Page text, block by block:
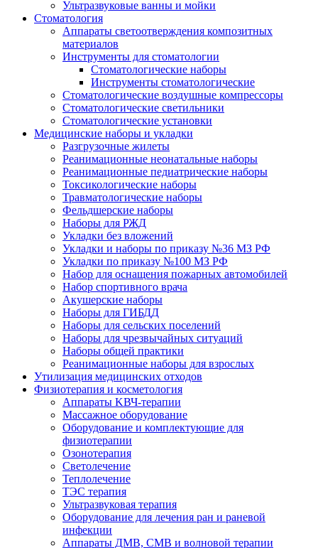
Ультразвуковые ванны и мойки
Стоматология
Аппараты светоотверждения композитных
материалов
Инструменты для стоматологии
Стоматологические наборы
Инструменты стоматологические
Стоматологические воздушные компрессоры
Стоматологические светильники
Стоматологические установки
Медицинские наборы и укладки
Разгрузочные жилеты
Реанимационные неонатальные наборы
Реанимационные педиатрические наборы
Токсикологические наборы
Травматологические наборы
Фельдшерские наборы
Наборы для РЖД
Укладки без вложений
Укладки и наборы по приказу №36 МЗ РФ
Укладки по приказу №100 МЗ РФ
Набор для оснащения пожарных автомобилей
Набор спортивного врача
Акушерские наборы
Наборы для ГИБДД
Наборы для сельских поселений
Наборы для чрезвычайных ситуаций
Наборы общей практики
Реанимационные наборы для взрослых
Утилизация медицинских отходов
Физиотерапия и косметология
Аппараты KВЧ-терапии
Массажное оборудование
Оборудование и комплектующие для
физиотерапии
Озонотерапия
Светолечение
Теплолечение
ТЭС терапия
Ультразвуковая терапия
Оборудование для лечения ран и раневой
инфекции
Аппараты ДМВ, СМВ и волновой терапии